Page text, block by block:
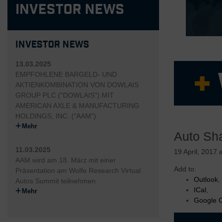
Investor News
Investor News
13.03.2025
EMPFOHLENE BARGELD- UND
AKTIENKOMBINATION VON DOWLAIS
GROUP PLC ("DOWLAIS") MIT
AMERICAN AXLE & MANUFACTURING
HOLDINGS, INC. ("AAM")
Mehr
11.03.2025
AAM wird am 18. März mit einer
Präsentation am Wolfe Research Virtual
Autos Summit teilnehmen
Mehr
Flexible
Auto
19 April, 2017
Add to:
Outlook
ICal
Google